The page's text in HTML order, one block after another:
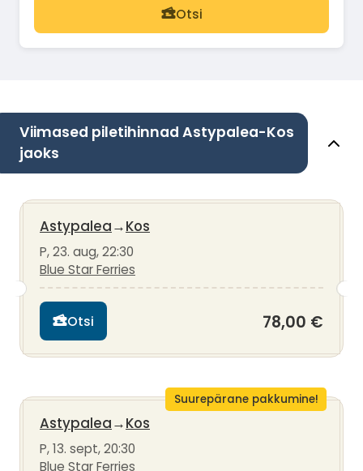
Otsi
Viimased piletihinnad Astypalea-Kos
jaoks
Astypalea→Kos
P, 23. aug, 22:30
Blue Star Ferries
Otsi 78,00 €
Suurepärane pakkumine!
Astypalea→Kos
P, 13. sept, 20:30
Blue Star Ferries